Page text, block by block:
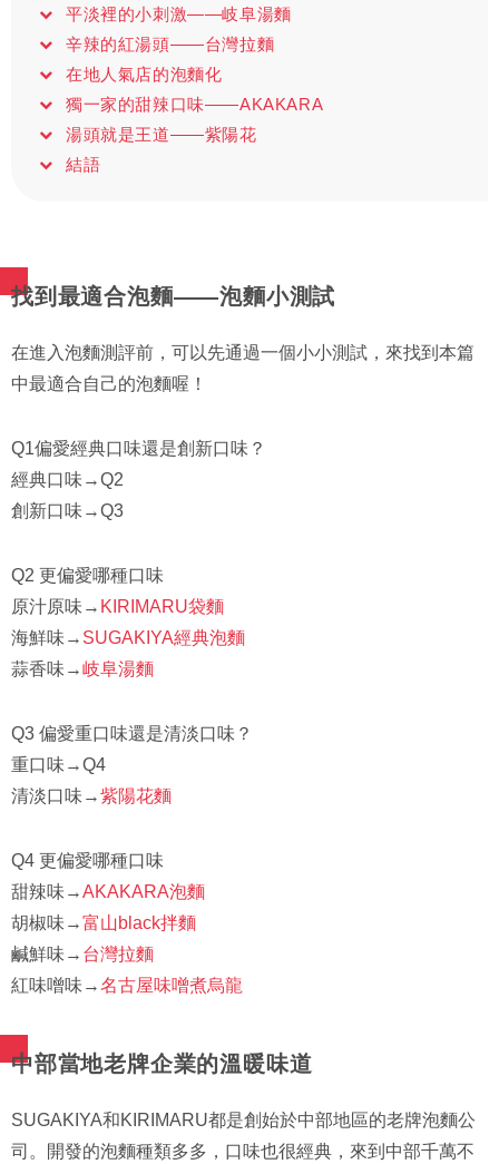
平淡裡的小刺激——岐阜湯麵
辛辣的紅湯頭——台灣拉麵
在地人氣店的泡麵化
獨一家的甜辣口味——AKAKARA
湯頭就是王道——紫陽花
結語
找到最適合泡麵——泡麵小測試
在進入泡麵測評前，可以先通過一個小小測試，來找到本篇
中最適合自己的泡麵喔！
Q1偏愛經典口味還是創新口味？
經典口味→Q2
創新口味→Q3
Q2 更偏愛哪種口味
原汁原味→ KIRIMARU袋麵
海鮮味→ SUGAKIYA經典泡麵
蒜香味→岐阜湯麵
Q3 偏愛重口味還是清淡口味？
重口味→Q4
清淡口味→紫陽花麵
Q4 更偏愛哪種口味
甜辣味→AKAKARA泡麵
胡椒味→富山black拌麵
鹹鮮味→ 台灣拉麵
紅味噌味→名古屋味噌煮烏龍
中部當地老牌企業的溫暖味道
SUGAKIYA和KIRIMARU都是創始於中部地區的老牌泡麵公
司。開發的泡麵種類多多，口味也很經典，來到中部千萬不